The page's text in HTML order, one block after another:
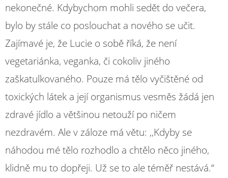
nekonečné. Kdybychom mohli sedět do večera,
bylo by stále co poslouchat a nového se učit.
Zajímavé je, že Lucie o sobě říká, že není
vegetariánka, veganka, či cokoliv jiného
zaškatulkovaného. Pouze má tělo vyčištěné od
toxických látek a její organismus vesměs žádá jen
zdravé jídlo a většinou netouží po ničem
nezdravém. Ale v záloze má větu: ,,Kdyby se
náhodou mé tělo rozhodlo a chtělo něco jiného,
klidně mu to dopřeji. Už se to ale téměř nestává.“